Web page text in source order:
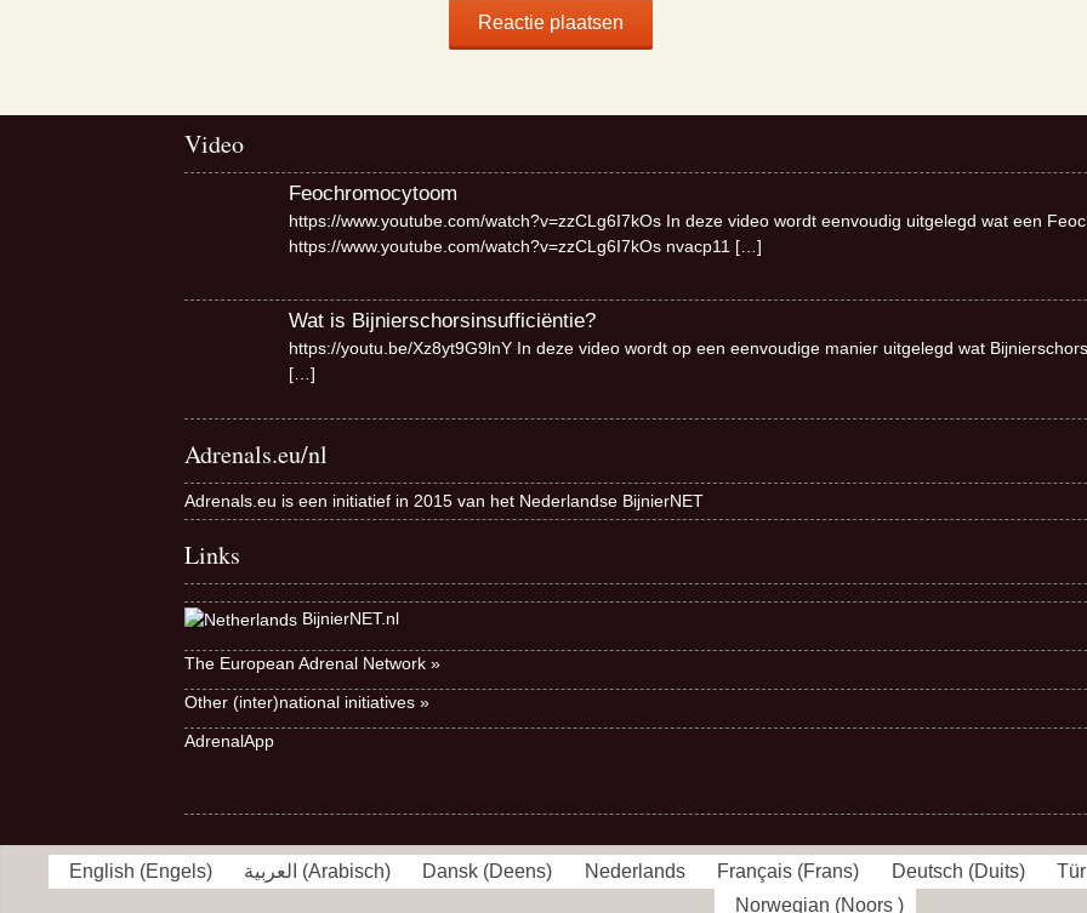
Video
Feochromocytoom
https://www.youtube.com/watch?v=zzCLg6I7kOs In deze video wordt eenvoudig uitgelegd wat een
https://www.youtube.com/watch?v=zzCLg6I7kOs nvacp11 […]
Wat is Bijnierschorsinsufficiëntie?
https://youtu.be/Xz8yt9G9lnY In deze video wordt op een eenvoudige manier uitgelegd wat
[…]
Adrenals.eu/nl
Adrenals.eu is een initiatief in 2015 van het Nederlandse BijnierNET
Links
BijnierNET.nl
The European Adrenal Network »
Other (inter)national initiatives »
AdrenalApp
English (Engels) العربية (Arabisch) Dansk (Deens) Nederlands Français (Frans) Deutsch (Duits)
Norwegian (Noors )